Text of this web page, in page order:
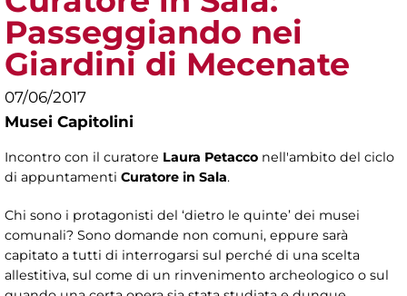
Passeggiando nei
Giardini di Mecenate
07/06/2017
Musei Capitolini
Incontro con il curatore Laura Petacco nell'ambito del ciclo
di appuntamenti Curatore in Sala.
Chi sono i protagonisti del ‘dietro le quinte’ dei musei
comunali? Sono domande non comuni, eppure sarà
capitato a tutti di interrogarsi sul perché di una scelta
allestitiva, sul come di un rinvenimento archeologico o sul